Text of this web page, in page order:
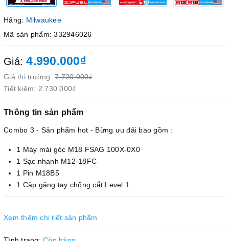
Hãng: Milwaukee
Mã sản phẩm: 332946026
Giá:4.990.000₫
Giá thị trường: 7.720.000₫
Tiết kiệm: 2.730.000₫
Thông tin sản phẩm
Combo 3 - Sản phẩm hot - Bừng ưu đãi bao gồm :
1 Máy mài góc M18 FSAG 100X-0X0
1 Sạc nhanh M12-18FC
1 Pin M18B5
1 Cặp găng tay chống cắt Level 1
Xem thêm chi tiết sản phẩm